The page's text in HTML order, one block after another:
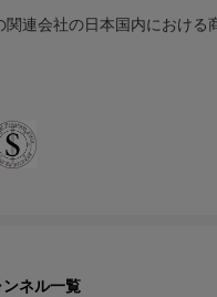
連会社の日本国内における
ンネル一覧